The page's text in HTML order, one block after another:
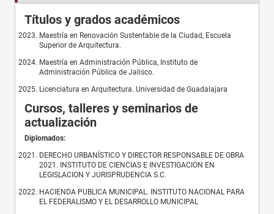
Títulos y grados académicos
Maestría en Renovación Sustentable de la Ciudad, Escuela
Superior de Arquitectura.
Maestría en Administración Pública, Instituto de
Administración Pública de Jalisco.
Licenciatura en Arquitectura. Universidad de Guadalajara
Cursos, talleres y seminarios de
actualización
Diplomados:
DERECHO URBANÍSTICO Y DIRECTOR RESPONSABLE DE OBRA
2021. INSTITUTO DE CIENCIAS E INVESTIGACION EN
LEGISLACION Y JURISPRUDENCIA S.C.
HACIENDA PUBLICA MUNICIPAL. INSTITUTO NACIONAL PARA
EL FEDERALISMO Y EL DESARROLLO MUNICIPAL